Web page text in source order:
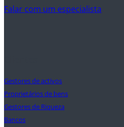
Falar com um especialista
Gestores de activos
Proprietários de bens
Gestores de Riqueza
Bancos